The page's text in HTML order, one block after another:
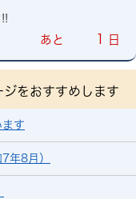
あと 1 日
ジをおすすめします
す
年8月）